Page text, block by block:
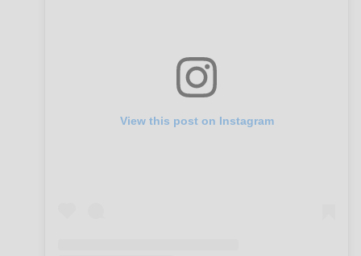
View this post on Instagram